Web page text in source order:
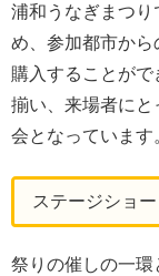
浦和うなぎまつり
め、参加都市か
購入することが
揃い、来場者に
会となっています
ステージショー
祭りの催しの一